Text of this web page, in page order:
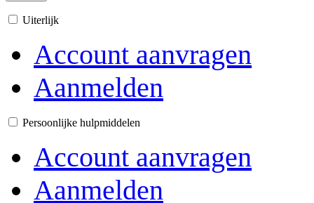
Uiterlijk
Account aanvragen
Aanmelden
Persoonlijke hulpmiddelen
Account aanvragen
Aanmelden